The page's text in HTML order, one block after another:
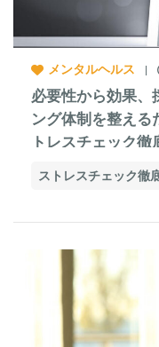
メンタルヘルス
必要性から効果
ング体制を整える
トレスチェック徹
ストレスチェック徹